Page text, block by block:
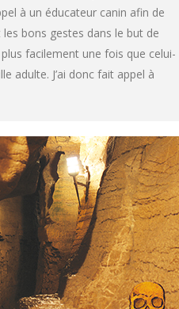
à un éducateur canin afin de
bons gestes dans le but de
facilement une fois que celui-
adulte. J’ai donc fait appel à